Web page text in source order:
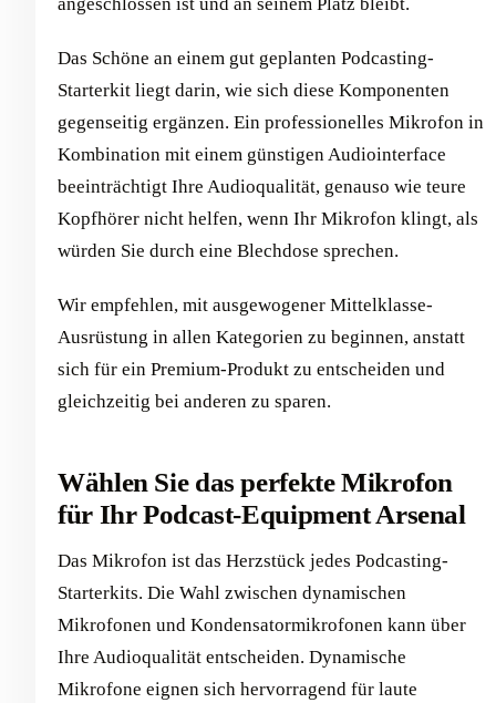
Das Schöne an einem gut geplanten Podcasting-
Starterkit liegt darin, wie sich diese Komponenten
gegenseitig ergänzen. Ein professionelles Mikrofon in
Kombination mit einem günstigen Audiointerface
beeinträchtigt Ihre Audioqualität, genauso wie teure
Kopfhörer nicht helfen, wenn Ihr Mikrofon klingt, als
würden Sie durch eine Blechdose sprechen.
Wir empfehlen, mit ausgewogener Mittelklasse-
Ausrüstung in allen Kategorien zu beginnen, anstatt
sich für ein Premium-Produkt zu entscheiden und
gleichzeitig bei anderen zu sparen.
Wählen Sie das perfekte Mikrofon
für Ihr Podcast-Equipment Arsenal
Das Mikrofon ist das Herzstück jedes Podcasting-
Starterkits. Die Wahl zwischen dynamischen
Mikrofonen und Kondensatormikrofonen kann über
Ihre Audioqualität entscheiden. Dynamische
Mikrofone eignen sich hervorragend für laute